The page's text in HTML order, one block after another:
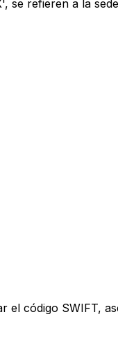
se refieren a la
el código SWIFT,